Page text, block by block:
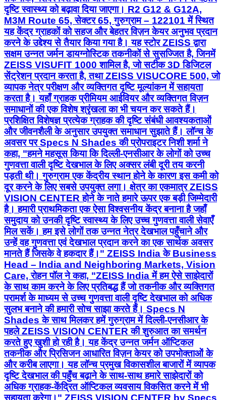
दृष्टि स्वास्थ्य को बढ़ावा दिया जाएगा। R2 G12 & G12A,
M3M Route 65, सेक्टर 65, गुरुग्राम – 122101 में स्थित
यह केंद्र ग्राहकों को सहज और बेहतर विज़न केयर अनुभव प्रदान
करने के उद्देश्य से तैयार किया गया है। यह स्टोर ZEISS द्वारा
सक्षम उन्नत जर्मन डायग्नोस्टिक तकनीकों से सुसज्जित है, जिनमें
ZEISS VISUFIT 1000 शामिल है, जो सटीक 3D डिजिटल
सेंट्रेशन प्रदान करता है, तथा ZEISS VISUCORE 500, जो
व्यापक नेत्र परीक्षण और व्यक्तिगत दृष्टि मूल्यांकन में सहायता
करता है। यहाँ ग्राहक प्रीमियम आईवियर और व्यक्तिगत विज़न
समाधानों की एक विशेष श्रृंखला का भी चयन कर सकते हैं।
प्रशिक्षित विशेषज्ञ प्रत्येक ग्राहक की दृष्टि संबंधी आवश्यकताओं
और जीवनशैली के अनुसार उपयुक्त समाधान सुझाते हैं। लॉन्च के
अवसर पर Specs N Shades की प्रोपराइटर निशी शर्मा ने
कहा, "हमने महसूस किया कि दिल्ली-एनसीआर के लोगों को उच्च
गुणवत्ता वाली दृष्टि देखभाल के लिए अक्सर लंबी दूरी तय करनी
पड़ती थी। गुरुग्राम एक केंद्रीय स्थान होने के कारण इस कमी को
दूर करने के लिए सबसे उपयुक्त लगा। क्षेत्र का एकमात्र ZEISS
VISION CENTER होने के नाते हमारे ऊपर एक बड़ी जिम्मेदारी
है। हमारी प्राथमिकता एक ऐसा विश्वसनीय केंद्र बनाना है जहाँ
समुदाय को उनकी दृष्टि स्वास्थ्य के लिए उच्च गुणवत्ता वाली सेवाएँ
मिल सकें। हम इसे लोगों तक उन्नत नेत्र देखभाल पहुँचाने और
उन्हें वह गुणवत्ता एवं देखभाल प्रदान करने का एक सार्थक अवसर
मानते हैं जिसके वे हकदार हैं।" ZEISS India के Business
Head – India and Neighboring Markets, Vision
Care, रोहन पॉल ने कहा, "ZEISS India में हम ऐसे साझेदारों
के साथ काम करने के लिए प्रतिबद्ध हैं जो तकनीक और व्यक्तिगत
परामर्श के माध्यम से उच्च गुणवत्ता वाली दृष्टि देखभाल को अधिक
सुलभ बनाने की हमारी सोच साझा करते हैं। Specs N
Shades के साथ मिलकर हमें गुरुग्राम में दिल्ली-एनसीआर के
पहले ZEISS VISION CENTER की शुरुआत का समर्थन
करते हुए खुशी हो रही है। यह केंद्र उन्नत जर्मन ऑप्टिकल
तकनीक और प्रिसिजन आधारित विज़न केयर को उपभोक्ताओं के
और करीब लाएगा। यह लॉन्च प्रमुख विकासशील बाजारों में व्यापक
दृष्टि देखभाल की पहुँच बढ़ाने के साथ-साथ हमारे साझेदारों को
अधिक ग्राहक-केंद्रित ऑप्टिकल व्यवसाय विकसित करने में भी
सहायता करेगा।" ZEISS VISION CENTER by Specs